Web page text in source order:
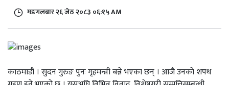
मङगलबार २६ जेठ २०८३ ०६:१५ AM
काठमाडौं । सुदन गुरुङ पुनः गृहमन्त्री बन्ने भएका छन् । आजै उनको शपथ